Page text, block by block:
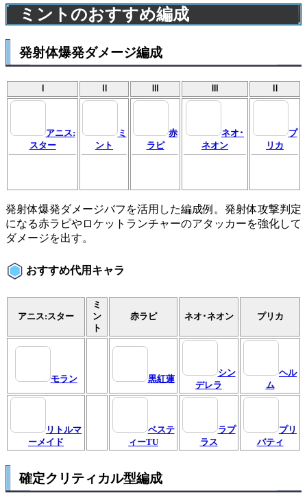
ミントのおすすめ編成
発射体爆発ダメージ編成
Ⅰ Ⅱ Ⅲ Ⅲ Ⅱ
アニス:
スター
ミ
ント
赤
ラピ
ネオ･
ネオン
プ
リカ
発射体爆発ダメージバフを活用した編成例。発射体攻撃判定
になる赤ラピやロケットランチャーのアタッカーを強化して
ダメージを出す。
おすすめ代用キャラ
アニス:スター
ミ
ン
ト
赤ラピ ネオ･ネオン プリカ
モラン 黒紅蓮
シン
デレラ
ヘル
ム
リトルマ
ーメイド
ベステ
ィーTU
ラプ
ラス
プリ
バティ
確定クリティカル型編成